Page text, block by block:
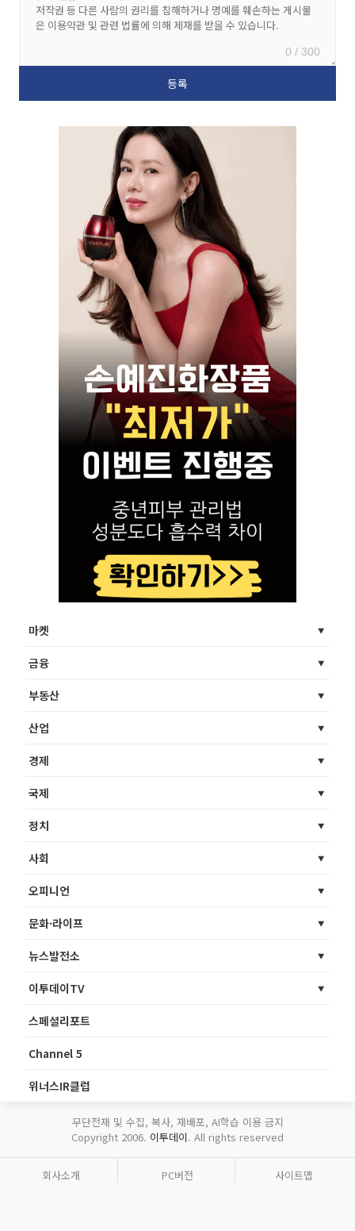
0 / 300
마켓
금융
부동산
산업
경제
국제
정치
사회
오피니언
문화·라이프
뉴스발전소
이투데이TV
스페셜리포트
Channel 5
위너스IR클럽
무단전재 및 수집, 복사, 재배포, AI학습 이용 금지
Copyright 2006. 이투데이. All rights reserved
회사소개 PC버전 사이트맵